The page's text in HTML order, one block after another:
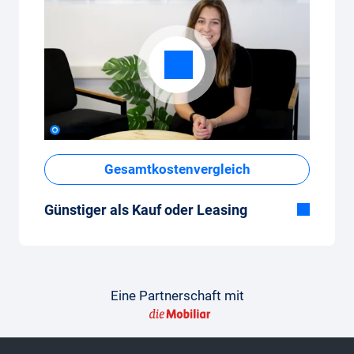
Gesamtkostenvergleich
Günstiger als Kauf oder Leasing
Leasing oder Neuwagenkauf tief.
So gelingt der Vergleich
Damit der Vergleich gelingt, findest du hier
Eine Partnerschaft mit